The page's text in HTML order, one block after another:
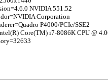
NVIDIA 551.52
Corporation
P4000/PCIe/SSE2
Core(TM) i7-8086K CPU @